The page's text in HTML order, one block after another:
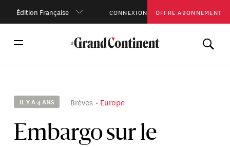
Édition Française CONNEXION OFFRE ABONNEMENT
IL Y A 4 ANS Brèves Europe
Embargo sur le